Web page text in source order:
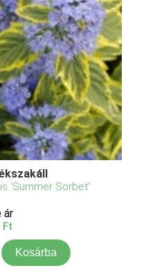
'Summer Sorbet'
ár
Ft
Kosárba